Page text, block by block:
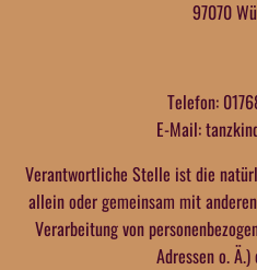
97070
Telefon:
E-Mail:
Verantwortliche Stelle ist die
allein oder gemeinsam mit
Verarbeitung von
Adressen o.